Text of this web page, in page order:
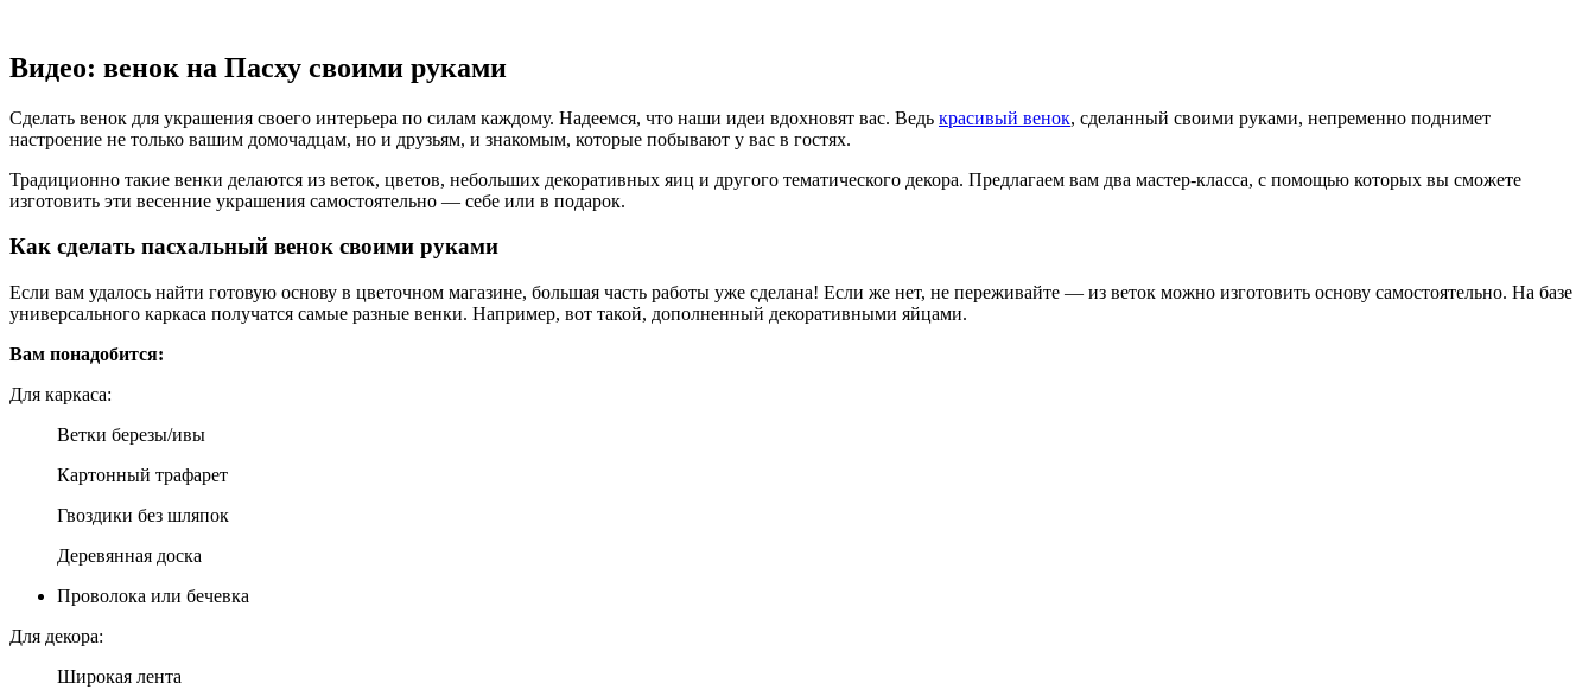
Видео: венок на Пасху своими руками
Сделать венок для украшения своего интерьера по силам каждому. Надеемся, что наши идеи вдохновят вас. Ведь красивый венок, сделанный своими руками, непременно поднимет
настроение не только вашим домочадцам, но и друзьям, и знакомым, которые побывают у вас в гостях.
Традиционно такие венки делаются из веток, цветов, небольших декоративных яиц и другого тематического декора. Предлагаем вам два мастер-класса, с помощью которых вы сможете
изготовить эти весенние украшения самостоятельно — себе или в подарок.
Как сделать пасхальный венок своими руками
Если вам удалось найти готовую основу в цветочном магазине, большая часть работы уже сделана! Если же нет, не переживайте — из веток можно изготовить основу самостоятельно. На базе
универсального каркаса получатся самые разные венки. Например, вот такой, дополненный декоративными яйцами.
Вам понадобится:
Для каркаса:
Ветки березы/ивы
Картонный трафарет
Гвоздики без шляпок
Деревянная доска
Проволока или бечевка
Для декора:
Широкая лента